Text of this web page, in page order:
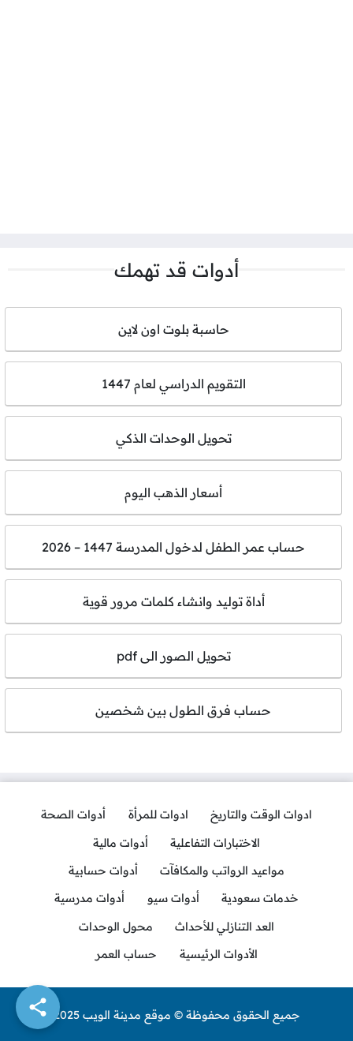
أدوات قد تهمك
حاسبة بلوت اون لاين
التقويم الدراسي لعام 1447
تحويل الوحدات الذكي
أسعار الذهب اليوم
حساب عمر الطفل لدخول المدرسة 1447 – 2026
أداة توليد وانشاء كلمات مرور قوية
تحويل الصور الى pdf
حساب فرق الطول بين شخصين
ادوات الوقت والتاريخ ادوات للمرأة
أدوات الصحة
الاختبارات التفاعلية
أدوات مالية
مواعيد الرواتب والمكافآت
أدوات حسابية
خدمات سعودية
أدوات سيو
أدوات مدرسية
العد التنازلي للأحداث
محول الوحدات
الأدوات الرئيسية
حساب العمر
جميع الحقوق محفوظة © موقع مدينة الويب 2025